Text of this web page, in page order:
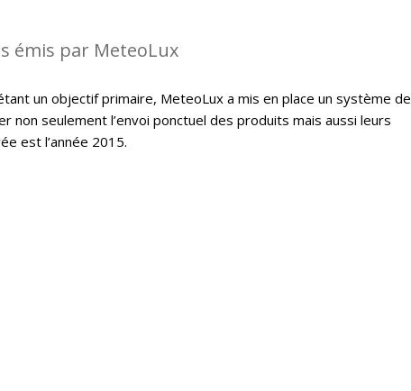
émis par MeteoLux
un objectif primaire, MeteoLux a mis en place un système de
non seulement l’envoi ponctuel des produits mais aussi leurs
est l’année 2015.